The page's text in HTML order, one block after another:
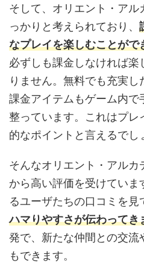
そして、オリエント・アル
っかりと考えられており、
なプレイを楽しむことがで
必ずしも課金しなければ
りません。無料でも充実し
課金アイテムもゲーム内
整っています。これはプレ
的なポイントと言えるでし
そんなオリエント・アル
から高い評価を受けてい
るユーザたちの口コミを見
ハマりやすさが伝わってき
発で、新たな仲間との交流
もできます。